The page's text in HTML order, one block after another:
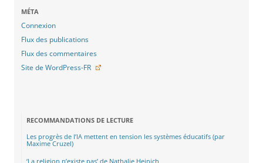
MÉTA
Connexion
Flux des publications
Flux des commentaires
Site de WordPress-FR
RECOMMANDATIONS DE LECTURE
Les progrès de l’IA mettent en tension les systèmes éducatifs (par
Maxime Cruzel)
‘La religion n’existe pas’ de Nathalie Heinich